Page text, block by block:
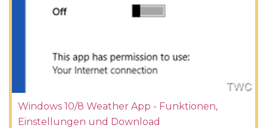
Windows 10/8 Weather App - Funktionen,
Einstellungen und Download